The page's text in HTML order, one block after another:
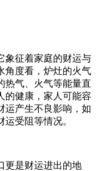
象征着家庭的财运与
角度看，炉灶的火气
热气、火气等能量直
的健康，家人可能容
运产生不良影响，如
受阻等情况。
更是财运进出的地